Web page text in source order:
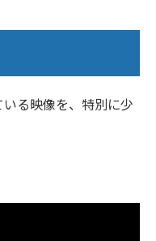
る映像を、特別に少